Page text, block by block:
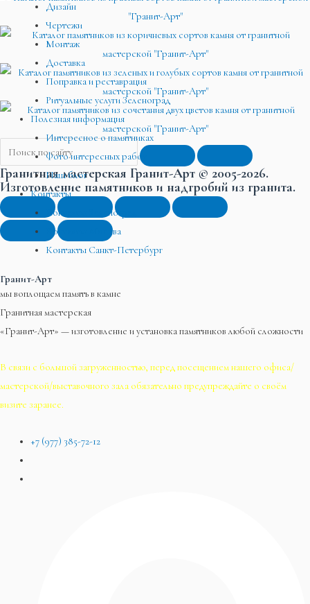
Дизайн
Чертежи
Монтаж
Доставка
Поправка и реставрация
Ритуальные услуги Зеленоград
Полезная информация
Интересное о памятниках
Фото интересных работ
Наш блог
Контакты
Контакты Зеленоград
Контакты Москва
Контакты Санкт-Петербург
Гранит-Арт
мы воплощаем память в камне
Гранитная мастерская
«Гранит-Арт» — изготовление и установка памятников любой сложности
В связи с большой загруженностью, перед посещением нашего офиса/
мастерской/выставочного зала обязательно предупреждайте о своём
визите заранее.
+7 (977) 385-72-12
Гранитная мастерская Гранит-Арт © 2005-2026.
Изготовление памятников и надгробий из гранита.